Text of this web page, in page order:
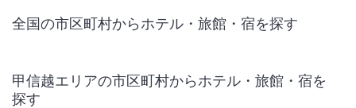
全国の市区町村からホテル・旅館・宿を探す
甲信越エリアの市区町村からホテル・旅館・宿を
探す